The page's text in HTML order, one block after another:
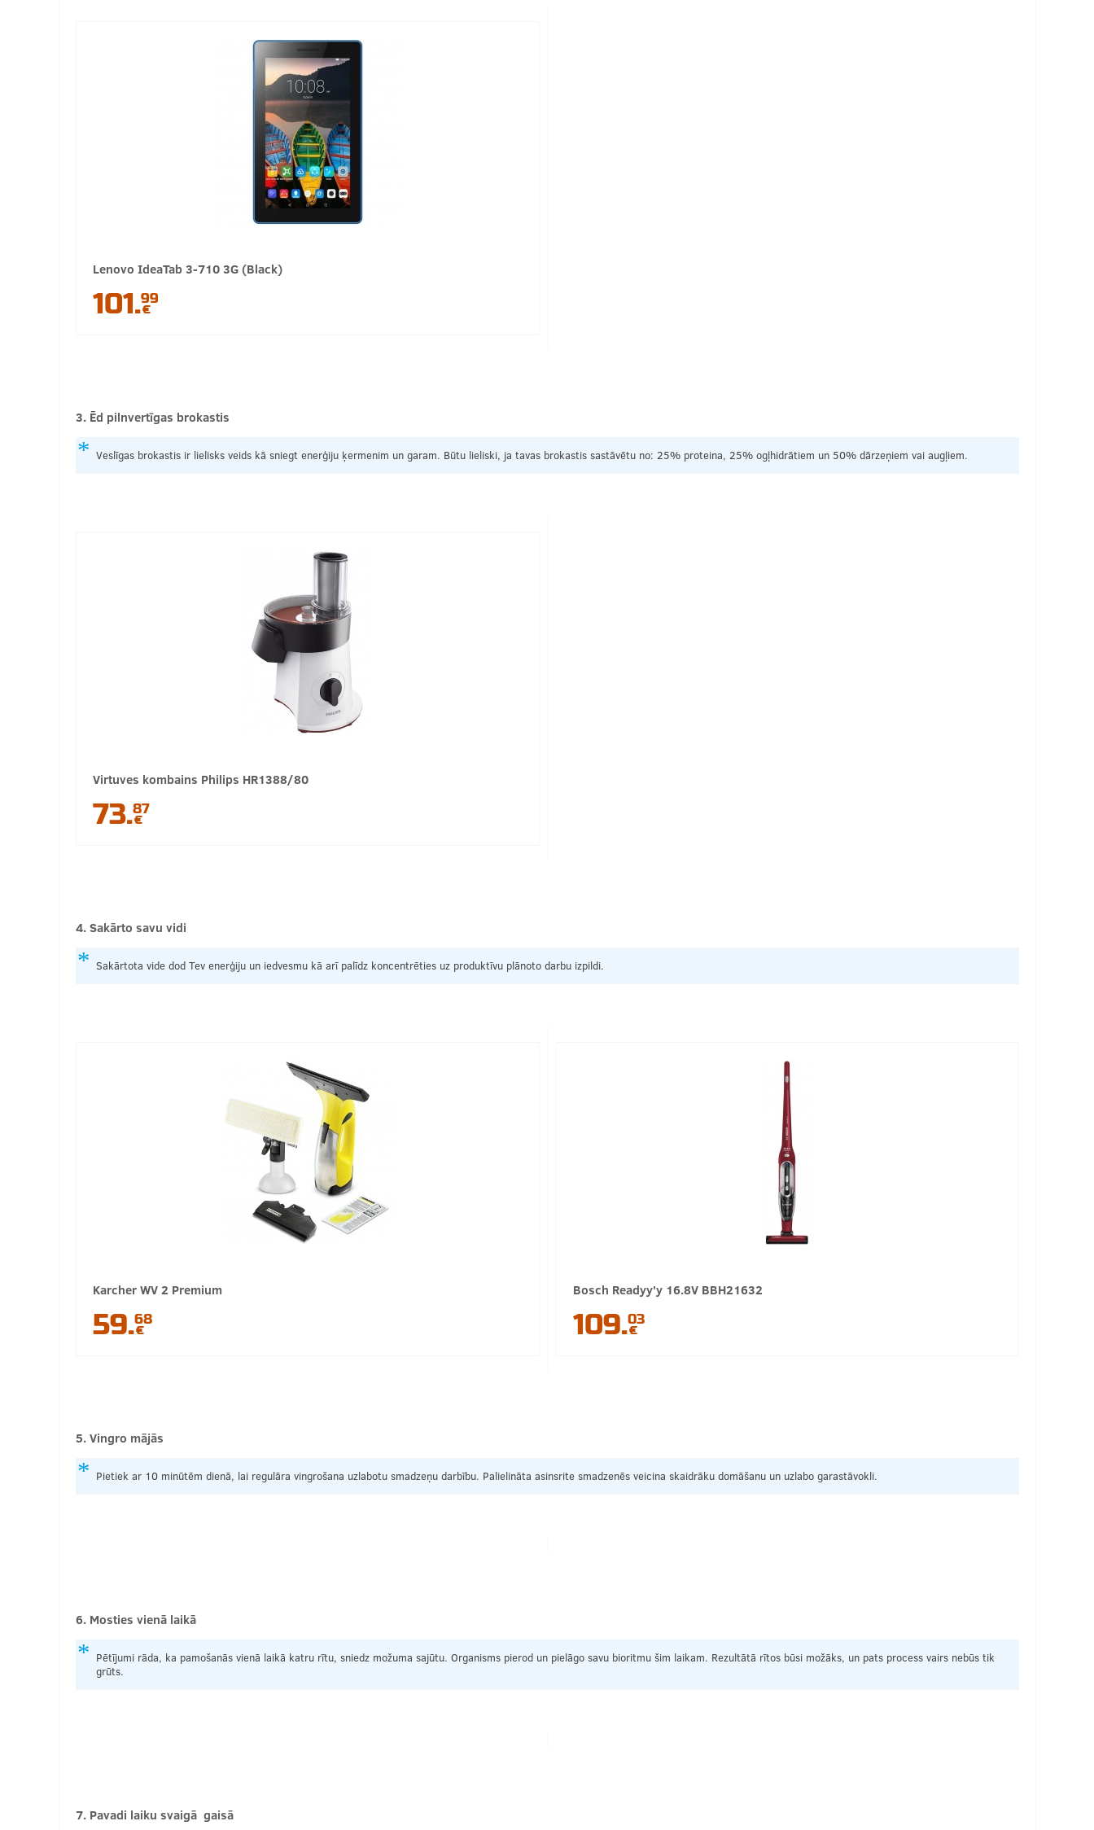
Lenovo IdeaTab 3-710 3G (Black)
101.99
€
3. Ēd pilnvertīgas brokastis
Veslīgas brokastis ir lielisks veids kā sniegt enerģiju ķermenim un garam. Būtu lieliski, ja tavas brokastis sastāvētu no: 25% proteina, 25% ogļhidrātiem un 50% dārzeņiem vai augļiem.
Virtuves kombains Philips HR1388/80
73.87
€
4. Sakārto savu vidi
Sakārtota vide dod Tev enerģiju un iedvesmu kā arī palīdz koncentrēties uz produktīvu plānoto darbu izpildi.
Karcher WV 2 Premium
59.68
€
Bosch Readyy'y 16.8V BBH21632
109.03
€
5. Vingro mājās
Pietiek ar 10 minūtēm dienā, lai regulāra vingrošana uzlabotu smadzeņu darbību. Palielināta asinsrite smadzenēs veicina skaidrāku domāšanu un uzlabo garastāvokli.
6. Mosties vienā laikā
Pētījumi rāda, ka pamošanās vienā laikā katru rītu, sniedz možuma sajūtu. Organisms pierod un pielāgo savu bioritmu šim laikam. Rezultātā rītos būsi možāks, un pats process vairs nebūs tik
grūts.
7. Pavadi laiku svaigā gaisā